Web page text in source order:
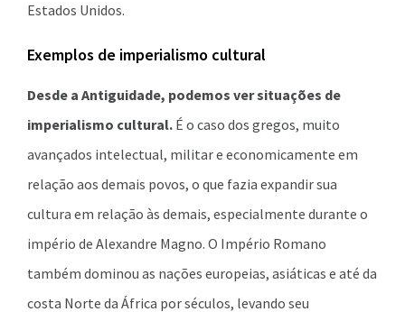
Estados Unidos.
Exemplos de imperialismo cultural
Desde a Antiguidade, podemos ver situações de
imperialismo cultural. É o caso dos gregos, muito
avançados intelectual, militar e economicamente em
relação aos demais povos, o que fazia expandir sua
cultura em relação às demais, especialmente durante o
império de Alexandre Magno. O Império Romano
também dominou as nações europeias, asiáticas e até da
costa Norte da África por séculos, levando seu